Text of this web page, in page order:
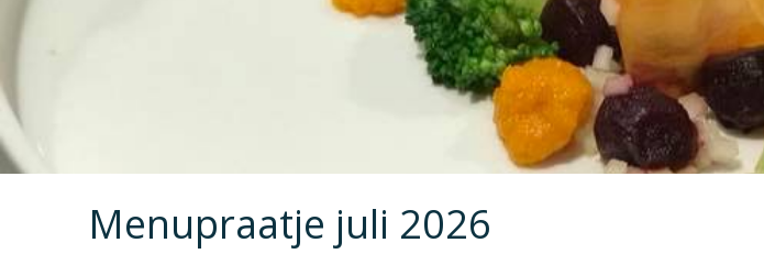
Menupraatje juli 2026